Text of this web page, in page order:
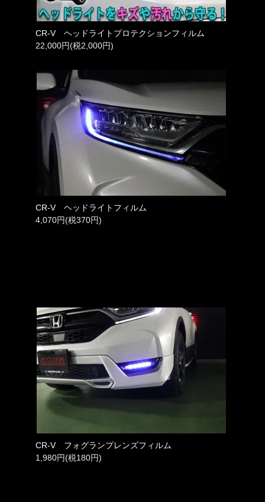
CR-V ヘッドライトプロテクションフィルム
22,000円(税2,000円)
CR-V ヘッドライトフィルム
4,070円(税370円)
CR-V フォグランプレンズフィルム
1,980円(税180円)